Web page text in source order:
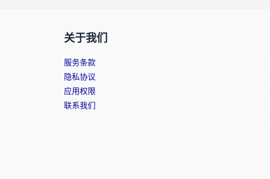
关于我们
服务条款
隐私协议
应用权限
联系我们